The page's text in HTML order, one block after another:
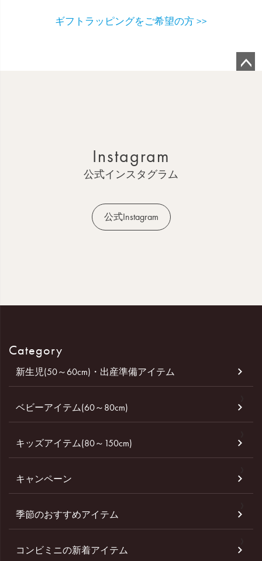
ギフトラッピングをご希望の方 >>
Instagram
公式インスタグラム
公式Instagram
Category
新生児(50～60cm)・出産準備アイテム
ベビーアイテム(60～80cm)
キッズアイテム(80～150cm)
キャンペーン
季節のおすすめアイテム
コンビミニの新着アイテム